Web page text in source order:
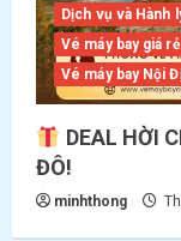
Dịch vụ và Hành
Vé máy bay giá
Vé máy bay Nội
DEAL HỜI
ĐÔ!
minhthong